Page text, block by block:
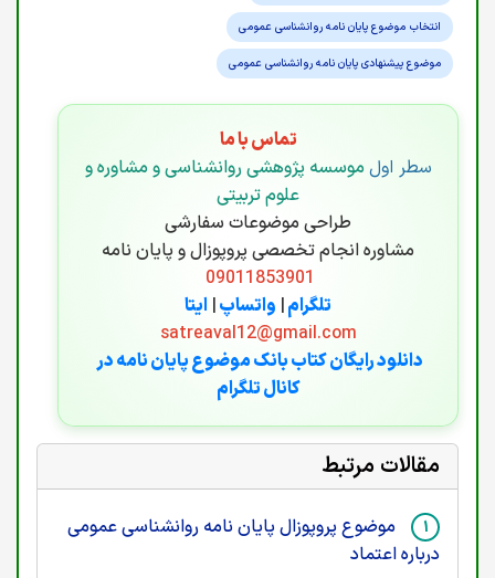
انتخاب موضوع پایان نامه روانشناسی عمومی
موضوع پیشنهادی پایان نامه روانشناسی عمومی
تماس با ما
سطر اول موسسه پژوهشی روانشناسی و مشاوره و
علوم تربیتی
طراحی موضوعات سفارشی
مشاوره انجام تخصصی پروپوزال و پایان نامه
09011853901
تلگرام| واتساپ| ایتا
satreaval12@gmail.com
دانلود رایگان کتاب بانک موضوع پایان نامه در
کانال تلگرام
مقالات مرتبط
موضوع پروپوزال پایان نامه روانشناسی عمومی
درباره اعتماد